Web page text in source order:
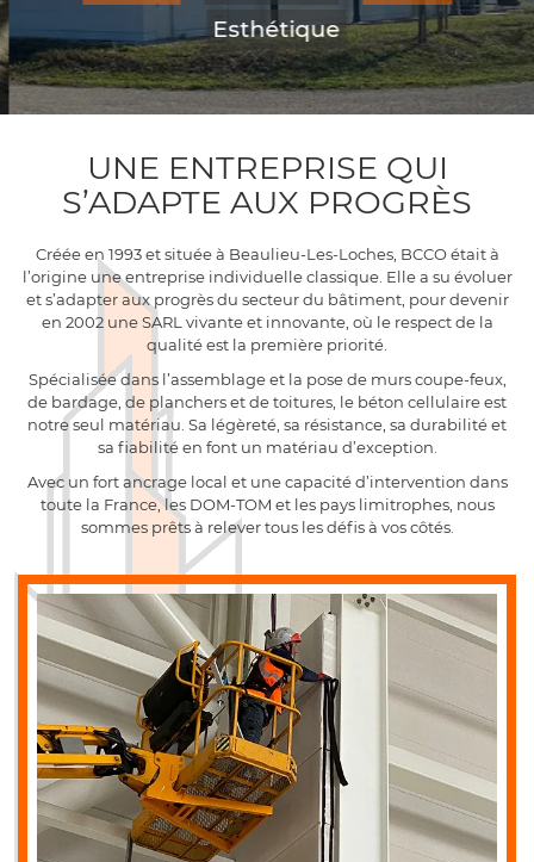
En cochant cette case, vous consentez à recevoir nos propositions commerciales à
l'adresse email indiqué ci-dessus. Vous pouvez vous désinscrire à tout moment en utilisant
le formulaire de désinscription
INSCRIPTION
Esthétique
UNE ENTREPRISE QUI
S’ADAPTE AUX PROGRÈS
Créée en 1993 et située à Beaulieu-Les-Loches, BCCO était à
l’origine une entreprise individuelle classique. Elle a su évoluer
et s’adapter aux progrès du secteur du bâtiment, pour devenir
en 2002 une SARL vivante et innovante, où le respect de la
qualité est la première priorité.
Spécialisée dans l’assemblage et la pose de murs coupe-feux,
de bardage, de planchers et de toitures, le béton cellulaire est
notre seul matériau. Sa légèreté, sa résistance, sa durabilité et
sa fiabilité en font un matériau d’exception.
Avec un fort ancrage local et une capacité d’intervention dans
toute la France, les DOM-TOM et les pays limitrophes, nous
sommes prêts à relever tous les défis à vos côtés.